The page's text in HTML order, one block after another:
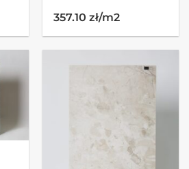
357.10 zł/m2